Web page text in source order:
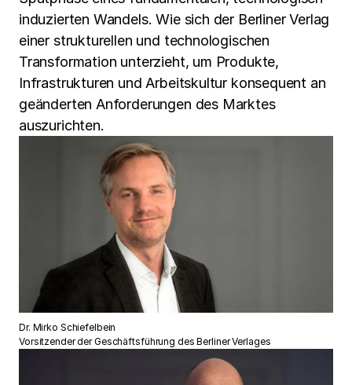
induzierten Wandels. Wie sich der Berliner Verlag
einer strukturellen und technologischen
Transformation unterzieht, um Produkte,
Infrastrukturen und Arbeitskultur konsequent an
geänderten Anforderungen des Marktes
auszurichten.
Dr. Mirko Schiefelbein
Vorsitzender der Geschäftsführung des Berliner Verlages